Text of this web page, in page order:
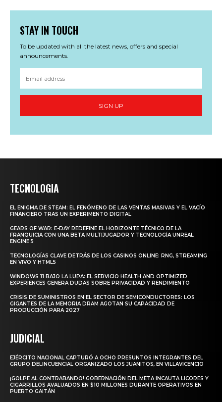
STAY IN TOUCH
To be updated with all the latest news, offers and special
announcements.
SIGN UP
TECNOLOGIA
EL ENIGMA DE STEAM: EL FENÓMENO DE LAS VENTAS MASIVAS Y EL VACÍO
FINANCIERO TRAS UN EXPERIMENTO DIGITAL
GEARS OF WAR: E-DAY REDEFINE EL HORIZONTE TÉCNICO DE LA
FRANQUICIA CON UNA BETA MULTIJUGADOR Y TECNOLOGÍA UNREAL
ENGINE 5
TECNOLOGÍAS CLAVE DETRÁS DE LOS CASINOS ONLINE: RNG, STREAMING
EN VIVO Y HTML5
WINDOWS 11 BAJO LA LUPA: EL SERVICIO HEALTH AND OPTIMIZED
EXPERIENCES GENERA DUDAS SOBRE PRIVACIDAD Y RENDIMIENTO
CRISIS DE SUMINISTROS EN EL SECTOR DE SEMICONDUCTORES: LOS
GIGANTES DE LA MEMORIA DRAM AGOTAN SU CAPACIDAD DE
PRODUCCIÓN PARA 2027
JUDICIAL
EJÉRCITO NACIONAL CAPTURÓ A OCHO PRESUNTOS INTEGRANTES DEL
GRUPO DELINCUENCIAL ORGANIZADO LOS JUANITOS, EN VILLAVICENCIO
¡GOLPE AL CONTRABANDO! GOBERNACIÓN DEL META INCAUTA LICORES Y
CIGARRILLOS AVALUADOS EN $10 MILLONES DURANTE OPERATIVOS EN
PUERTO GAITÁN